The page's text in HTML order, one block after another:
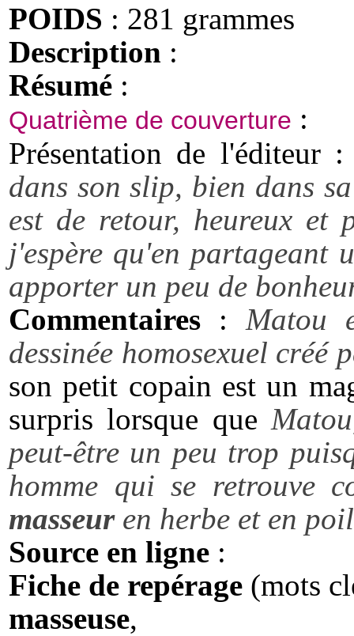
POIDS : 281 grammes
Description :
Résumé :
Quatrième de couverture :
Présentation de l'éditeur
dans son slip, bien dans
est de retour, heureux et
j'espère qu'en partageant
apporter un peu de
Commentaires : Matou
dessinée homosexuel créé
son petit copain est un
surpris lorsque que
peut-être un peu trop
homme qui se retrouve
masseuren herbe et en
Source en ligne :
Fiche de repérage (mots
masseuse,